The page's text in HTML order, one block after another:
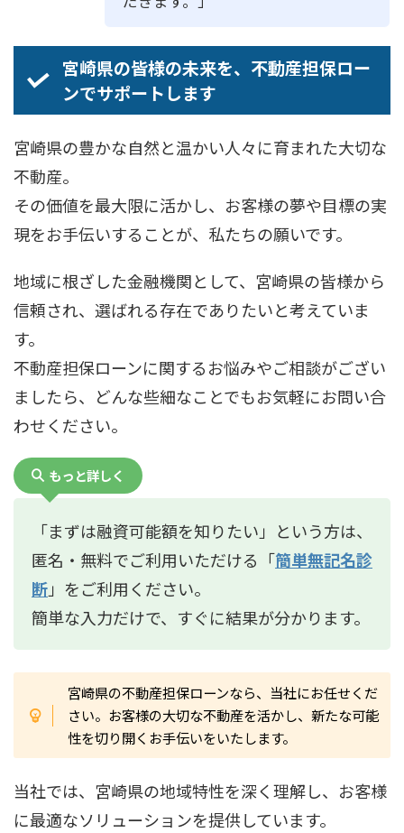
宮崎県の皆様の未来を、不動産担保ロー
ンでサポートします
宮崎県の豊かな自然と温かい人々に育まれた大切な
不動産。
その価値を最大限に活かし、お客様の夢や目標の実
現をお手伝いすることが、私たちの願いです。
地域に根ざした金融機関として、宮崎県の皆様から
信頼され、選ばれる存在でありたいと考えていま
す。
不動産担保ローンに関するお悩みやご相談がござい
ましたら、どんな些細なことでもお気軽にお問い合
わせください。
もっと詳しく
「まずは融資可能額を知りたい」という方は、
匿名・無料でご利用いただける「簡単無記名診
断」をご利用ください。
簡単な入力だけで、すぐに結果が分かります。
宮崎県の不動産担保ローンなら、当社にお任せくだ
さい。お客様の大切な不動産を活かし、新たな可能
性を切り開くお手伝いをいたします。
当社では、宮崎県の地域特性を深く理解し、お客様
に最適なソリューションを提供しています。